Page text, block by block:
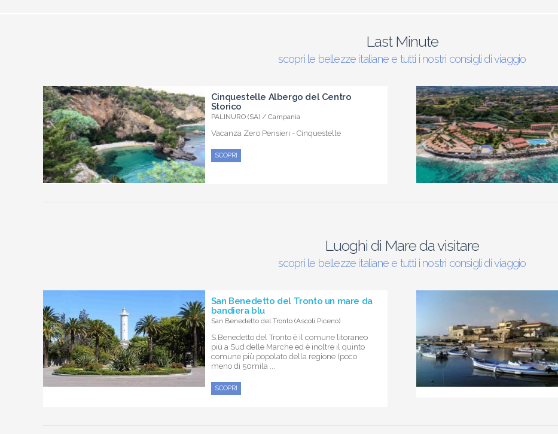
Last Minute
scopri le bellezze italiane e tutti i nostri consigli di viaggio
Cinquestelle Albergo del Centro
Storico
PALINURO (SA) / Campania
Vacanza Zero Pensieri - Cinquestelle
SCOPRI
Luoghi di Mare da visitare
scopri le bellezze italiane e tutti i nostri consigli di viaggio
San Benedetto del Tronto un mare da
bandiera blu
San Benedetto del Tronto (Ascoli Piceno)
S.Benedetto del Tronto è il comune litoraneo
più a Sud delle Marche ed è inoltre il quinto
comune più popolato della regione (poco
meno di 50mila ...
SCOPRI